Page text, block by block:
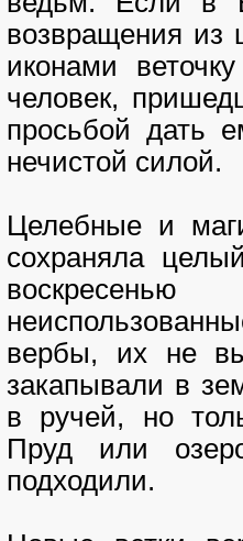
возвращения из
иконами
человек,
просьбой дать
нечистой силой.
Целебные и
сохраняла
вербы, их не
закапывали в
в ручей, но
Пруд или
подходили.